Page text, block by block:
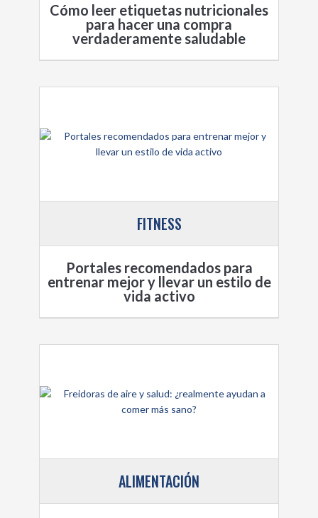
Cómo leer etiquetas nutricionales
para hacer una compra
verdaderamente saludable
FITNESS
Portales recomendados para
entrenar mejor y llevar un estilo de
vida activo
ALIMENTACIÓN